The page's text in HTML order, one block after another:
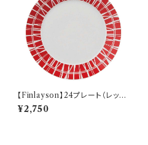
【Finlayson】24プレート（レッ
ド）【コロナ】
¥2,750